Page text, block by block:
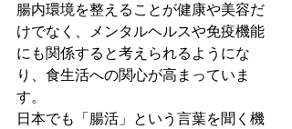
腸内環境を整えることが健康や美容だ
けでなく、メンタルヘルスや免疫機能
にも関係すると考えられるようにな
り、食生活への関心が高まっていま
す。
日本でも「腸活」という言葉を聞く機